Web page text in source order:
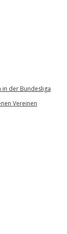
in der Bundesliga
Vereinen